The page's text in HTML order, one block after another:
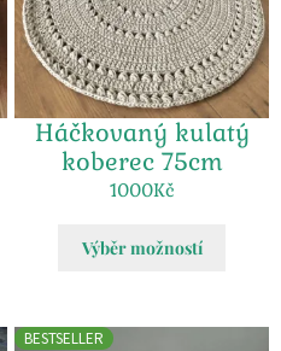
Háčkovaný kulatý
koberec 75cm
1000Kč
Výběr možností
BESTSELLER